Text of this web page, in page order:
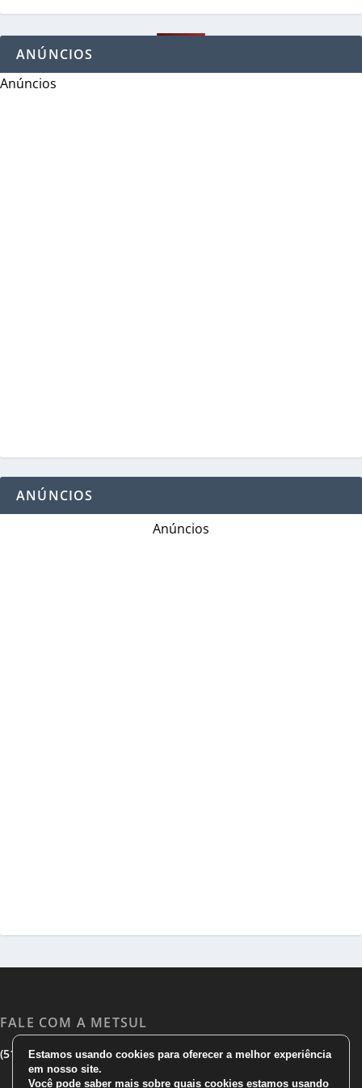
ANÚNCIOS
Anúncios
ANÚNCIOS
Anúncios
FALE COM A METSUL
(51) 3533 1983|(51)3785 7752|comercial@metsul.com
Estamos usando cookies para oferecer a melhor experiência
em nosso site.
Você pode saber mais sobre quais cookies estamos usando